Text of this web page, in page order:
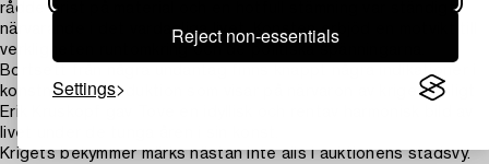
Reject non-essentials
Settings
rådde brist på material och en hotfull stämning var ständigt
närvarande i det vardagliga livet. Konsten erbjöd en motvikt till
verkligheten runtomkring och de politiska spänningarna.
Bortsett från några undantag finns knappt några indikationer i
konstnärens produktion som visar på närvaron av kriget. Enligt
Erik Kruskopf gav Tove en idyllisk och rentav harmonisk bild av
livet under de tunga åren i sin konst.
Krigets bekymmer märks nästan inte alls i auktionens stadsvy.